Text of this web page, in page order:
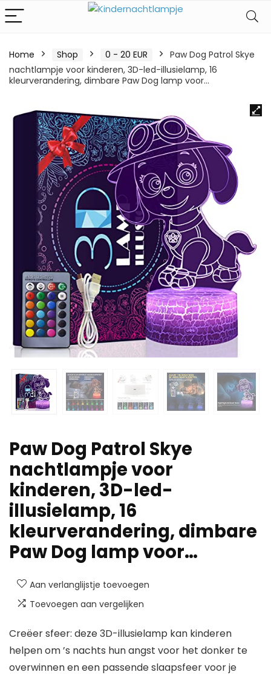
Home Shop 0 - 20 EUR
Paw Dog Patrol Skye
nachtlampje voor kinderen, 3D-led-illusielamp, 16
kleurverandering, dimbare Paw Dog lamp voor…
Paw Dog Patrol Skye
nachtlampje voor
kinderen, 3D-led-
illusielamp, 16
kleurverandering, dimbare
Paw Dog lamp voor…
Aan verlanglijstje toevoegen
Toevoegen aan vergelijken
Creëer sfeer: deze 3D-illusielamp kan kinderen
helpen om ’s nachts hun angst voor het donker te
overwinnen en een passende slaapsfeer voor je